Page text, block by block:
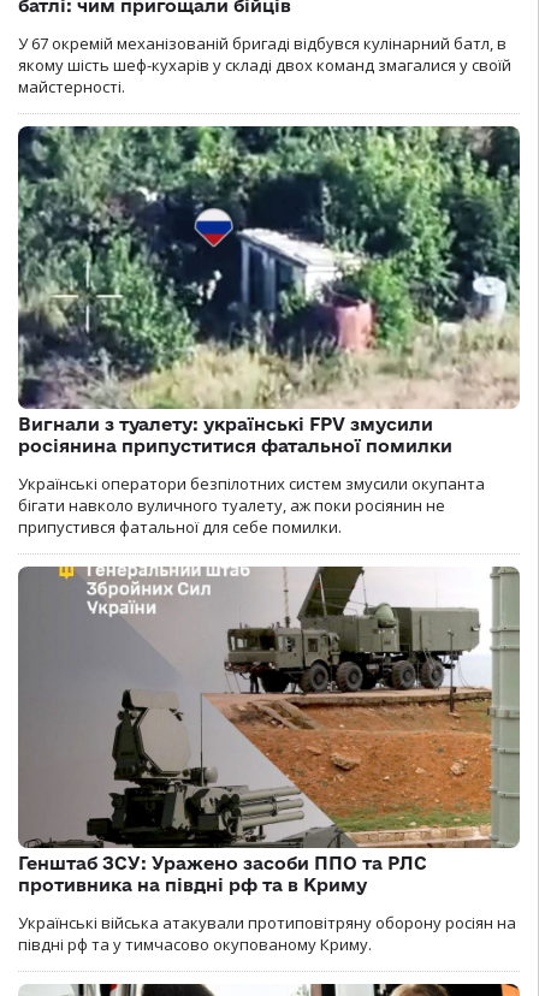
батлі: чим пригощали бійців
У 67 окремій механізованій бригаді відбувся кулінарний батл, в
якому шість шеф-кухарів у складі двох команд змагалися у своїй
майстерності.
Вигнали з туалету: українські FPV змусили
росіянина припуститися фатальної помилки
Українські оператори безпілотних систем змусили окупанта
бігати навколо вуличного туалету, аж поки росіянин не
припустився фатальної для себе помилки.
Генштаб ЗСУ: Уражено засоби ППО та РЛС
противника на півдні рф та в Криму
Українські війська атакували протиповітряну оборону росіян на
півдні рф та у тимчасово окупованому Криму.